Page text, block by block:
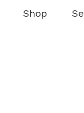
Shop